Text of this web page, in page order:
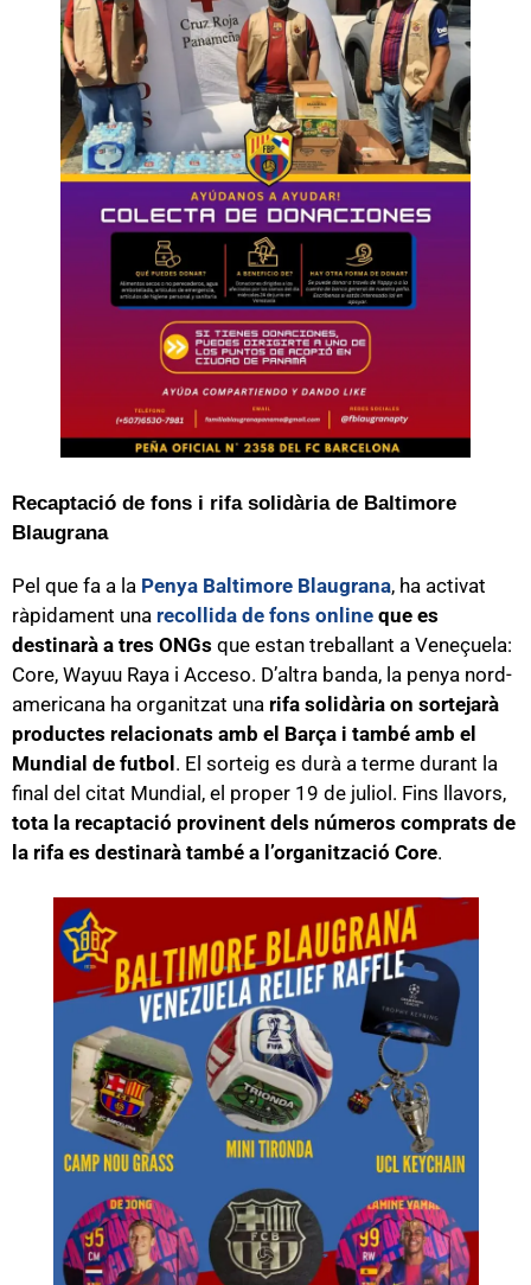
Recaptació de fons i rifa solidària de Baltimore
Blaugrana
Pel que fa a la Penya Baltimore Blaugrana, ha activat
ràpidament una recollida de fons online que es
destinarà a tres ONGs que estan treballant a Veneçuela:
Core, Wayuu Raya i Acceso. D’altra banda, la penya nord-
americana ha organitzat una rifa solidària on sortejarà
productes relacionats amb el Barça i també amb el
Mundial de futbol. El sorteig es durà a terme durant la
final del citat Mundial, el proper 19 de juliol. Fins llavors,
tota la recaptació provinent dels números comprats de
la rifa es destinarà també a l’organització Core.